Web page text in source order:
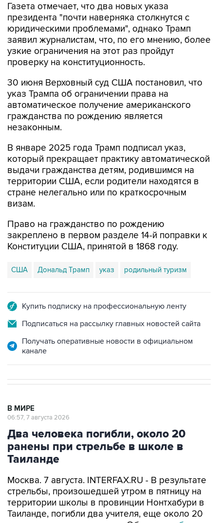
Газета отмечает, что два новых указа
президента "почти наверняка столкнутся с
юридическими проблемами", однако Трамп
заявил журналистам, что, по его мнению, более
узкие ограничения на этот раз пройдут
проверку на конституционность.
30 июня Верховный суд США постановил, что
указ Трампа об ограничении права на
автоматическое получение американского
гражданства по рождению является
незаконным.
В январе 2025 года Трамп подписал указ,
который прекращает практику автоматической
выдачи гражданства детям, родившимся на
территории США, если родители находятся в
стране нелегально или по краткосрочным
визам.
Право на гражданство по рождению
закреплено в первом разделе 14-й поправки к
Конституции США, принятой в 1868 году.
США Дональд Трамп указ родильный туризм
Купить подписку на профессиональную ленту
Подписаться на рассылку главных новостей сайта
Получать оперативные новости в официальном
канале
В МИРЕ
06:57, 7 августа 2026
Два человека погибли, около 20
ранены при стрельбе в школе в
Таиланде
Москва. 7 августа. INTERFAX.RU - В результате
стрельбы, произошедшей утром в пятницу на
территории школы в провинции Нонтхабури в
Таиланде, погибли два учителя, еще около 20